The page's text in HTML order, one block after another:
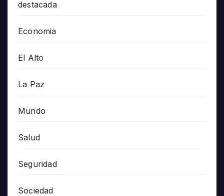
destacada
Economia
El Alto
La Paz
Mundo
Salud
Seguridad
Sociedad